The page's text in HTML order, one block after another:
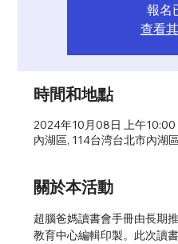
報名
查看
時間和地點
2024年10月08日 上午10:00
內湖區, 114台湾台北市內湖
關於本活動
超腦爸媽讀書會手冊由長期
教育中心編輯印製。此次讀